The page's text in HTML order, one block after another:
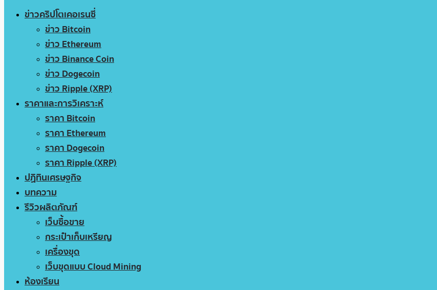
ข่าวคริปโตเคอเรนซี่
ข่าว Bitcoin
ข่าว Ethereum
ข่าว Binance Coin
ข่าว Dogecoin
ข่าว Ripple (XRP)
ราคาและการวิเคราะห์
ราคา Bitcoin
ราคา Ethereum
ราคา Dogecoin
ราคา Ripple (XRP)
ปฏิทินเศรษฐกิจ
บทความ
รีวิวผลิตภัณฑ์
เว็บซื้อขาย
กระเป๋าเก็บเหรียญ
เครื่องขุด
เว็บขุดแบบ Cloud Mining
ห้องเรียน